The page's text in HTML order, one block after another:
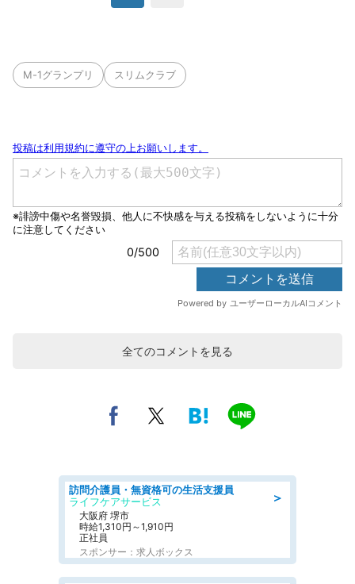
M-1グランプリ スリムクラブ
全てのコメントを見る
＞
訪問介護員・無資格可の生活支援員
ライフケアサービス
大阪府 堺市
時給1,310円～1,910円
正社員
スポンサー：求人ボックス